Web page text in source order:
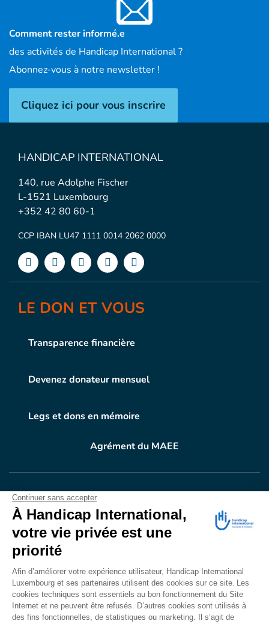
Comment rester informé.e
des activités de Handicap International ?
Abonnez-vous à notre newsletter !
Cliquez ici pour vous inscrire
HANDICAP INTERNATIONAL
140, rue Adolphe Fischer
L-1521 Luxembourg
+352 42 80 60-1
CCP IBAN LU47 1111 0014 2062 0000
LE DON ET VOUS
Transparence financière
Devenez donateur mensuel
Legs et dons en mémoire
Agrément du MAEE
VOTRE DONEN ACTION
Grâce à vous, en 2024, 604.716 personnes ont
bénéficié d’appareillage et d’activités de réadaptation.
Merci pour votre générosité.
Lire notre rapport annuel